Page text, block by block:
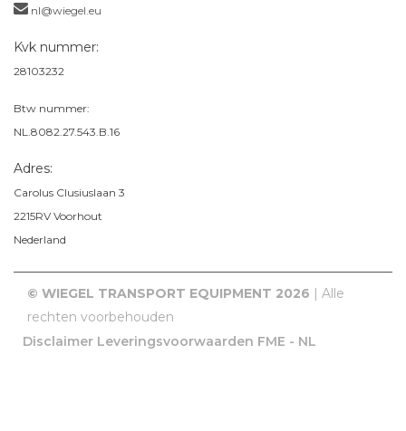
nl@wiegel.eu
Kvk nummer:
28103232
Btw nummer:
NL.8082.27.543.B.16
Adres:
Carolus Clusiuslaan 3
2215RVVoorhout
Nederland
© WIEGEL TRANSPORT EQUIPMENT 2026 | Alle
rechten voorbehouden
Disclaimer Leveringsvoorwaarden FME - NL